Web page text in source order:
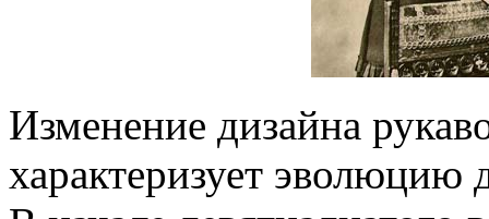
Изменение дизайна
характеризует эволюцию